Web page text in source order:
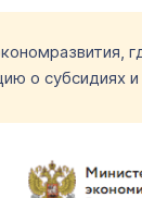
о субсидиях